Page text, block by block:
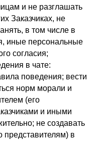
и не разглашать
Заказчиках, не
в том числе в
иные персональные
согласия;
в чате:
поведения; вести
норм морали и
(его
и иными
не создавать
представителям) в